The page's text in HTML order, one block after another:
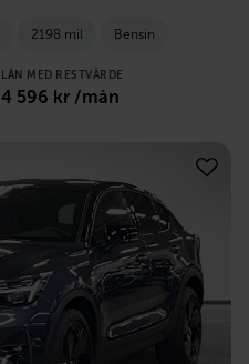
2198 mil Bensin
LÅN MED RESTVÄRDE
4 596 kr /mån